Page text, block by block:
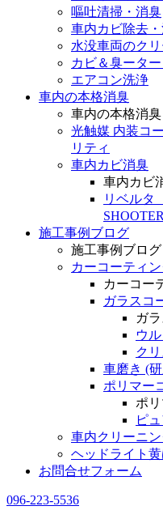
嘔吐清掃・消臭
車内カビ除去
水没車両のク
カビ＆臭ータ
エアコン洗浄
車内の本格消臭
車内の本格消臭
光触媒 内装コ
リティ
車内カビ消臭
車内カビ
リベル
施工事例ブログ
施工事例ブログ
カーコーティ
カーコー
ガラスコ
ガ
ウ
ク
車磨き (
ポリマー
ポ
ピ
車内クリーニ
ヘッドライト
お問合せフォーム
096-223-5536